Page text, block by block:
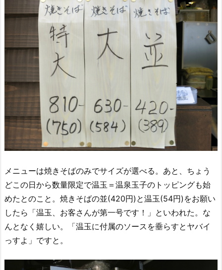
メニューは焼きそばのみでサイズが選べる。あと、ちょう
どこの日から数量限定で温玉＝温泉玉子のトッピングも始
めたとのこと。焼きそばの並(420円)と温玉(54円)をお願い
したら「温玉、お客さんが第一号です！」といわれた。な
んとなく嬉しい。「温玉に付属のソースを垂らすとヤバイ
っすよ」ですと。